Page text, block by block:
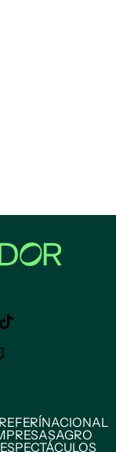
REFERÍNACIONAL
AGRO